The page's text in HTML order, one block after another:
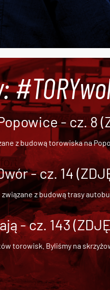
- cz. 8
z budową torowiska na
- cz. 14
związane zbudową trasy
- cz. 143
torowisk. Byliśmy na